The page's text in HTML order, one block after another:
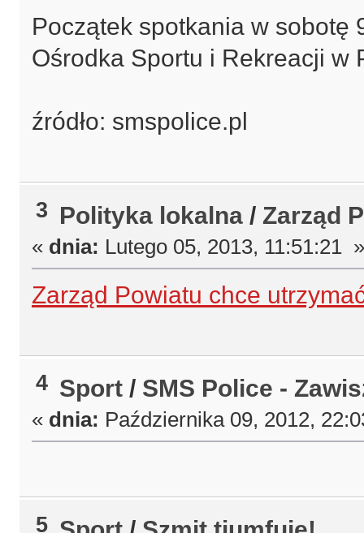
Początek spotkania w sobotę
Ośrodka Sportu i Rekreacji w
źródło: smspolice.pl
3 Polityka lokalna / Zarząd
« dnia: Lutego 05, 2013, 11:51:21 »
Zarząd Powiatu chce
4 Sport / SMS Police -
« dnia: Października 09, 2012,
5